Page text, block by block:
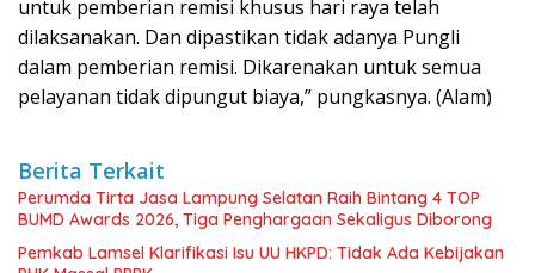
untuk pemberian remisi khusus hari raya telah
dilaksanakan. Dan dipastikan tidak adanya Pungli
dalam pemberian remisi. Dikarenakan untuk semua
pelayanan tidak dipungut biaya,” pungkasnya. (Alam)
Berita Terkait
Perumda Tirta Jasa Lampung Selatan Raih Bintang 4 TOP
BUMD Awards 2026, Tiga Penghargaan Sekaligus Diborong
Pemkab Lamsel Klarifikasi Isu UU HKPD: Tidak Ada Kebijakan